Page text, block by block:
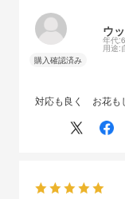
ウ
年代:
用途:
対応も良く お花も